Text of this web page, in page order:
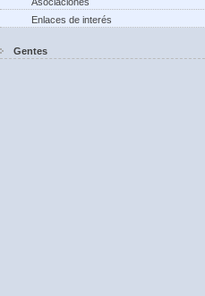
Enlaces de interés
Gentes